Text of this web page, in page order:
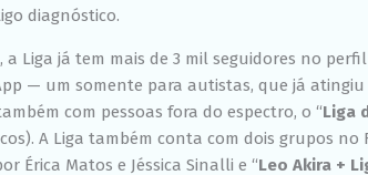
diagnóstico.
, a Liga já tem mais de 3 mil seguidores no perfil
— um somente para autistas, que já
com pessoas fora do espectro, o “Liga
A Liga também conta com dois grupos no
Érica Matos e Jéssica Sinalli e “Leo Akira +